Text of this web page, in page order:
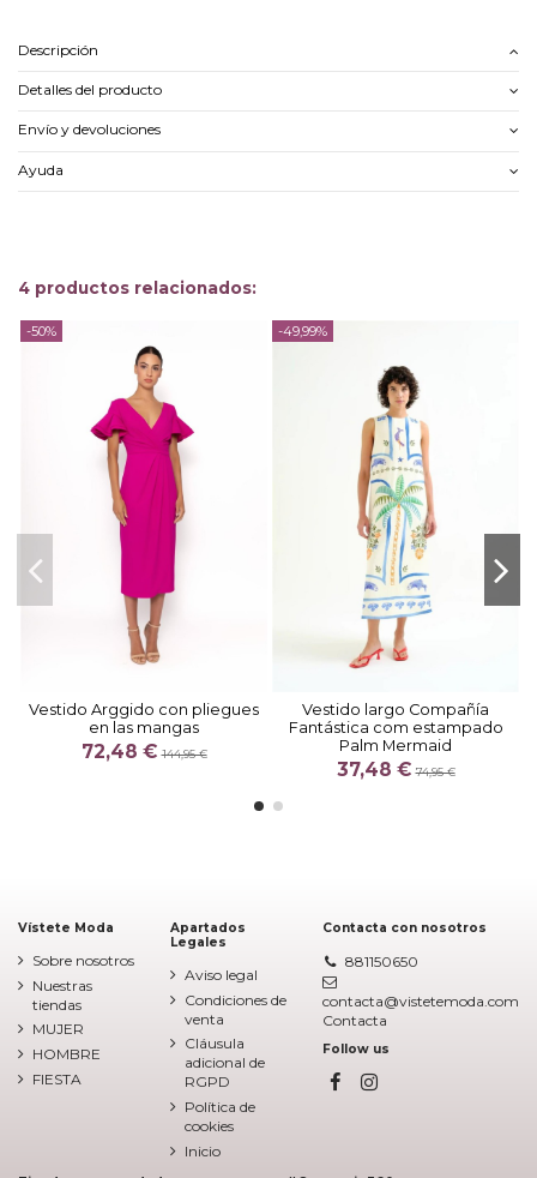
Descripción
Detalles del producto
Envío y devoluciones
Ayuda
4 productos relacionados:
-50%
Vestido Arggido con pliegues
en las mangas
72,48 €144,95 €
-49,99%
Vestido largo Compañía
Fantástica com estampado
Palm Mermaid
37,48 €74,95 €
Vístete Moda
Sobre nosotros
Nuestras
tiendas
MUJER
HOMBRE
FIESTA
Apartados
Legales
Aviso legal
Condiciones de
venta
Cláusula
adicional de
RGPD
Política de
cookies
Inicio
Contacta con nosotros
881150650
contacta@vistetemoda.com
Contacta
Follow us